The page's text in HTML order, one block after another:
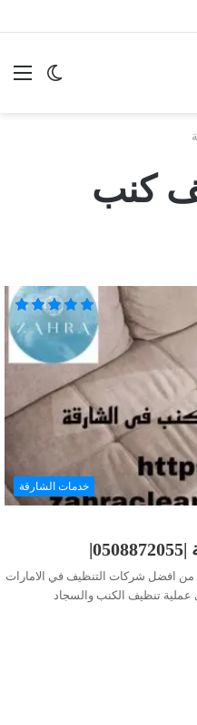
الوضع
كنب
خدمات الشارقة
من افضل شركات التنظيف في الامارات
عملية تنظيف الكنب والسجاد